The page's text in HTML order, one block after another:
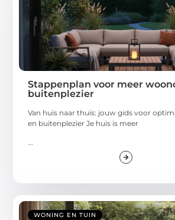
Stappenplan voor meer
buitenplezier
Van huis naar thuis: jouw gids voor
en buitenplezier Je huis is meer
...
WONING EN TUIN